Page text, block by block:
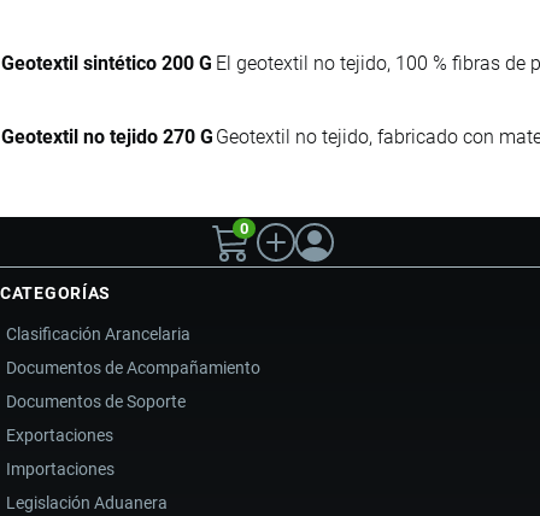
Geotextil sintético 200 G El geotextil no tejido, 100 % fibras
Geotextil no tejido 270 G Geotextil no tejido, fabricado con
0
CATEGORÍAS
Clasificación Arancelaria
Documentos de Acompañamiento
Documentos de Soporte
Exportaciones
Importaciones
Legislación Aduanera